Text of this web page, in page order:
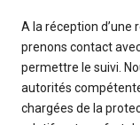
A la réception
prenons contact
permettre le suivi.
autorités
chargées de la